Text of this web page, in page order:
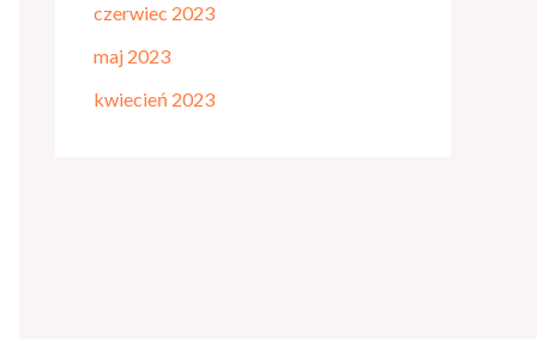
czerwiec 2023
maj 2023
kwiecień 2023